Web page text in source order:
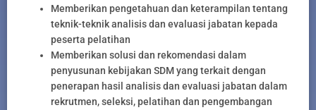
Memberikan pengetahuan dan keterampilan tentang
teknik-teknik analisis dan evaluasi jabatan kepada
peserta pelatihan
Memberikan solusi dan rekomendasi dalam
penyusunan kebijakan SDM yang terkait dengan
penerapan hasil analisis dan evaluasi jabatan dalam
rekrutmen, seleksi, pelatihan dan pengembangan